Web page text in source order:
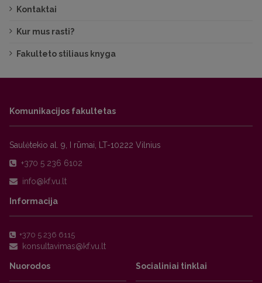
Kontaktai
Kur mus rasti?
Fakulteto stiliaus knyga
Komunikacijos fakultetas
Saulėtekio al. 9, I rūmai, LT-10222 Vilnius
+370 5 236 6102
Informacija
+370 5 236 6115
Nuorodos Socialiniai tinklai